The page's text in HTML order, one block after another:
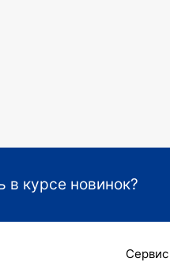
в курсе новинок?
Сервис